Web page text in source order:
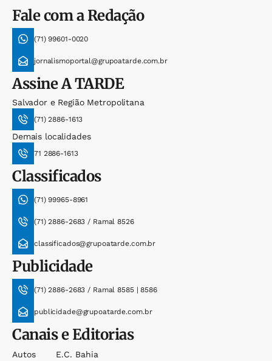
Fale com a Redação
(71) 99601-0020
jornalismoportal@grupoatarde.com.br
AssineA TARDE
Salvador e Região Metropolitana
(71) 2886-1613
Demais localidades
71 2886-1613
Classificados
(71) 99965-8961
(71) 2886-2683 / Ramal 8526
classificados@grupoatarde.com.br
Publicidade
(71) 2886-2683 / Ramal 8585 | 8586
publicidade@grupoatarde.com.br
Canais e Editorias
Autos
E.c. Bahia